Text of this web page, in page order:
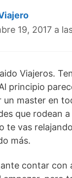
19, 2017 a
Viajeros.
principio
un master en
que rodean
te vas
más.
contar con